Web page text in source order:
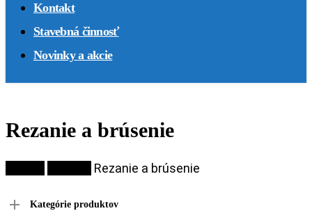
Kontakt
Stavebná činnosť
Novinky a akcie
Rezanie a brúsenie
Rezanie a brúsenie
Kategórie produktov